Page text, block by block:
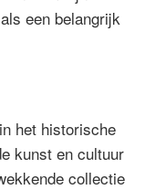
een belangrijk
het historische
kunst en cultuur
collectie